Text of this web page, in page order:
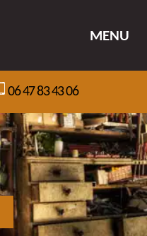
MENU
06 47 83 43 06